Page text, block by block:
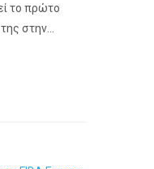
το πρώτο
στην...